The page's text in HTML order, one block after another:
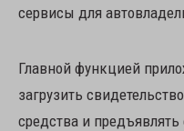
сервисы для
Главной функцией
загрузить
средства и предъявлять